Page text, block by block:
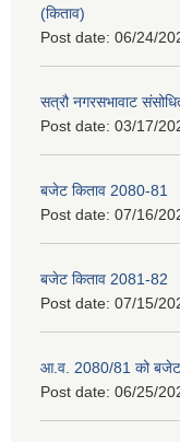
(किताव)
Post date: 06/24/
सत्रौ नगरसभावाट
Post date: 03/17/
बजेट किताव 2080-81
Post date: 07/16/
बजेट किताव 2081-82
Post date: 07/15/
आ.व. 2080/81 को बजेट
Post date: 06/25/